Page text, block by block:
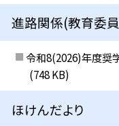
進路関係(教育委
令和8(2026)年度奨
(748 KB)
ほけんだより